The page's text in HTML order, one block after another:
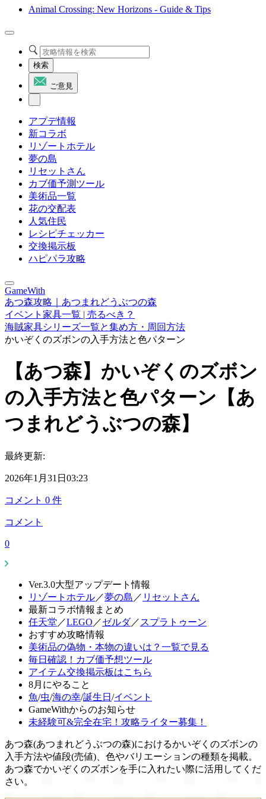
Animal Crossing: New Horizons - Guide & Tips
検索
ご意見
アプデ情報
新コラボ
リゾートホテル
夢の島
リセットさん
カブ価予測ツール
美術品一覧
花の交配表
人気住民
レシピチェッカー
交換掲示板
ハピパラ攻略
GameWith
あつ森攻略｜あつまれどうぶつの森
イベント家具一覧 | 売るべき？
海賊家具シリーズ一覧と集め方・周回方法
かいぞくのズボンの入手方法と色パターン
【あつ森】かいぞくのズボン
の入手方法と色パターン【あ
つまれどうぶつの森】
最終更新:
2026年1月31日03:23
コメント 0 件
コメント
0
Ver.3.0大型アップデート情報
リゾートホテル／夢の島 ／ リセットさん
最新コラボ情報まとめ
任天堂 ／LEGO ／ゼルダ／ スプラトゥーン
おすすめ攻略情報
美術品の偽物・本物の違いは？一覧で見る
毎日確認！カブ価予想ツール
アイテム交換掲示板はこちら
8月にやること
魚/虫/海の幸/誕生日 /イベント
GameWithからのお知らせ
未経験可&完全在宅！攻略ライター募集！
あつ森(あつまれどうぶつの森)におけるかいぞくのズボンの
入手方法や値段(売値)、色やバリエーションの種類を掲載。
あつ森でかいぞくのズボンを手に入れたい際に活用してくだ
さい。